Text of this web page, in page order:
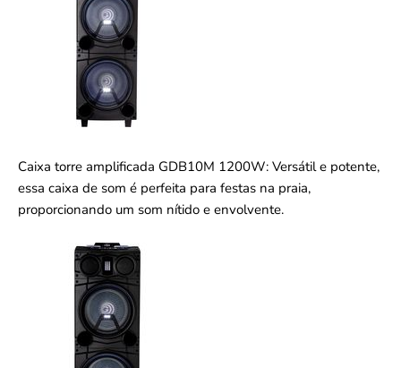
Caixa torre amplificada GDB10M 1200W: Versátil e potente,
essa caixa de som é perfeita para festas na praia,
proporcionando um som nítido e envolvente.